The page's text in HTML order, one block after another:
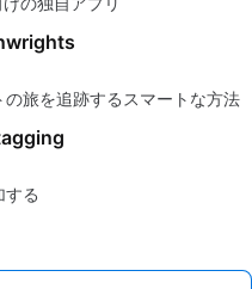
旅を追跡するスマートな方法
する